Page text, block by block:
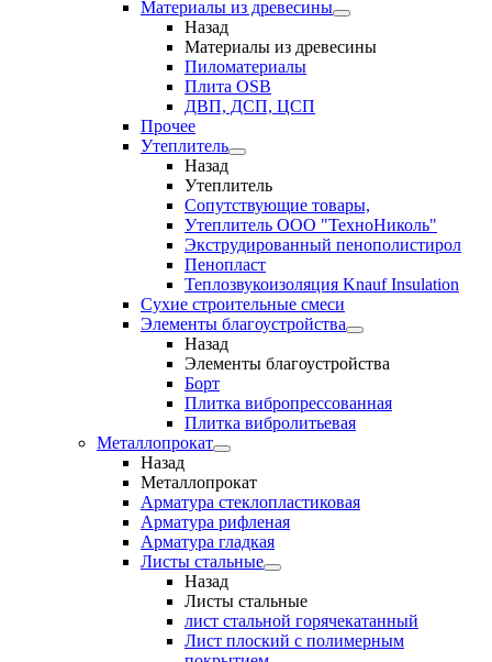
Материалы из древесины
Назад
Материалы из древесины
Пиломатериалы
Плита OSB
ДВП, ДСП, ЦСП
Прочее
Утеплитель
Назад
Утеплитель
Сопутствующие товары,
Утеплитель ООО "ТехноНиколь"
Экструдированный пенополистирол
Пенопласт
Теплозвукоизоляция Knauf Insulation
Сухие строительные смеси
Элементы благоустройства
Назад
Элементы благоустройства
Борт
Плитка вибропрессованная
Плитка вибролитьевая
Металлопрокат
Назад
Металлопрокат
Арматура стеклопластиковая
Арматура рифленая
Арматура гладкая
Листы стальные
Назад
Листы стальные
лист стальной горячекатанный
Лист плоский с полимерным